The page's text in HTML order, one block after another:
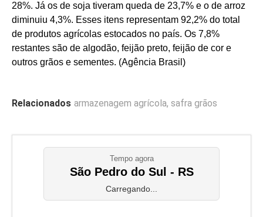
28%. Já os de soja tiveram queda de 23,7% e o de arroz
diminuiu 4,3%. Esses itens representam 92,2% do total
de produtos agrícolas estocados no país. Os 7,8%
restantes são de algodão, feijão preto, feijão de cor e
outros grãos e sementes. (Agência Brasil)
Relacionados armazenagem agrícola, safra grãos
Tempo agora
São Pedro do Sul - RS
Carregando...